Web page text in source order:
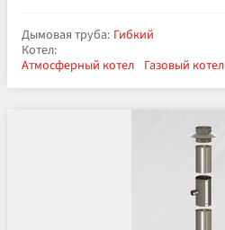
Дымовая труба: Гибкий
Котел:
Атмосферный котел Газовый котел